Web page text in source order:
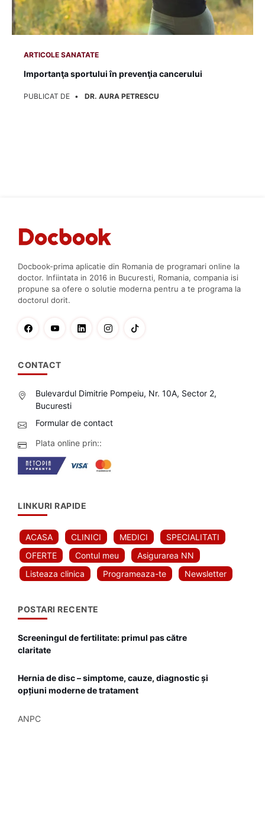
ARTICOLE SANATATE
Importanţa sportului în prevenţia cancerului
PUBLICAT DE DR. AURA PETRESCU
Docbook-prima aplicatie din Romania de programari online la
doctor. Infiintata in 2016 in Bucuresti, Romania, compania isi
propune sa ofere o solutie moderna pentru a te programa la
doctorul dorit.
CONTACT
Bulevardul Dimitrie Pompeiu, Nr. 10A, Sector 2,
Bucuresti
Formular de contact
Plata online prin::
LINKURI RAPIDE
ACASA CLINICI MEDICI
SPECIALITATI
OFERTE
Contul meu
Asigurarea NN
Listeaza clinica
Programeaza-te Newsletter
POSTARI RECENTE
Screeningul de fertilitate: primul pas către
claritate
Hernia de disc – simptome, cauze, diagnostic și
opțiuni moderne de tratament
ANPC